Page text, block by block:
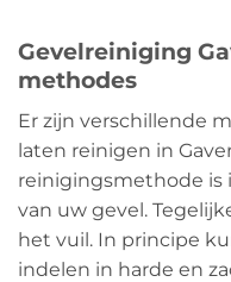
Gevelreiniging
methodes
Er zijn verschillende
laten reinigen in
reinigingsmethode is
van uw gevel.
het vuil. In principe
indelen in harde en